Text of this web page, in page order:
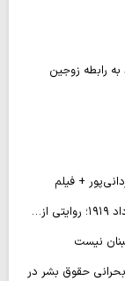
به رابطه زوجین
+ فیلم
نیست
حقوق بشر در